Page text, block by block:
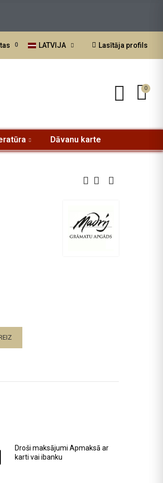
0 LATVIJA Lasītāja profils
0
Dāvanu karte
Droši maksājumi Apmaksā ar
karti vai ibanku